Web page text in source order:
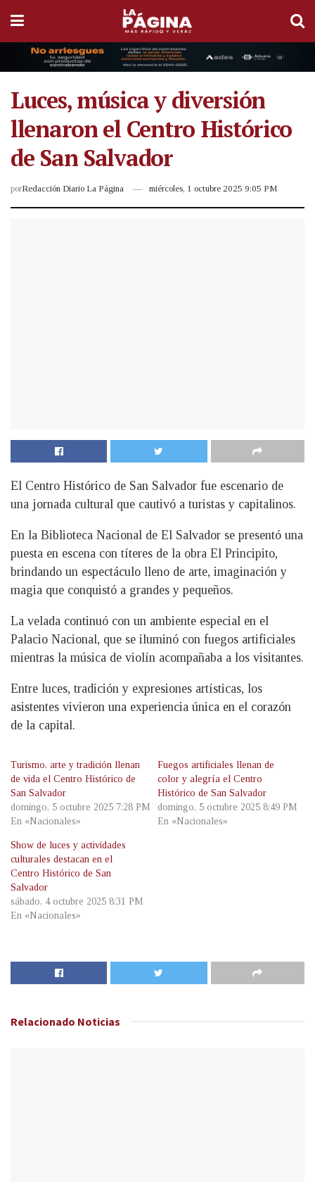
Luces, música y diversión
llenaron el Centro Histórico
de San Salvador
porRedacción Diario La Página miércoles, 1 octubre 2025 9:05 PM
El Centro Histórico de San Salvador fue escenario de
una jornada cultural que cautivó a turistas y capitalinos.
En la Biblioteca Nacional de El Salvador se presentó una
puesta en escena con títeres de la obra El Principito,
brindando un espectáculo lleno de arte, imaginación y
magia que conquistó a grandes y pequeños.
La velada continuó con un ambiente especial en el
Palacio Nacional, que se iluminó con fuegos artificiales
mientras la música de violín acompañaba a los visitantes.
Entre luces, tradición y expresiones artísticas, los
asistentes vivieron una experiencia única en el corazón
de la capital.
Turismo, arte y tradición llenan
de vida el Centro Histórico de
San Salvador
domingo, 5 octubre 2025 7:28 PM
En «Nacionales»
Fuegos artificiales llenan de
color y alegría el Centro
Histórico de San Salvador
domingo, 5 octubre 2025 8:49 PM
En «Nacionales»
Show de luces y actividades
culturales destacan en el
Centro Histórico de San
Salvador
sábado, 4 octubre 2025 8:31 PM
En «Nacionales»
Relacionado Noticias